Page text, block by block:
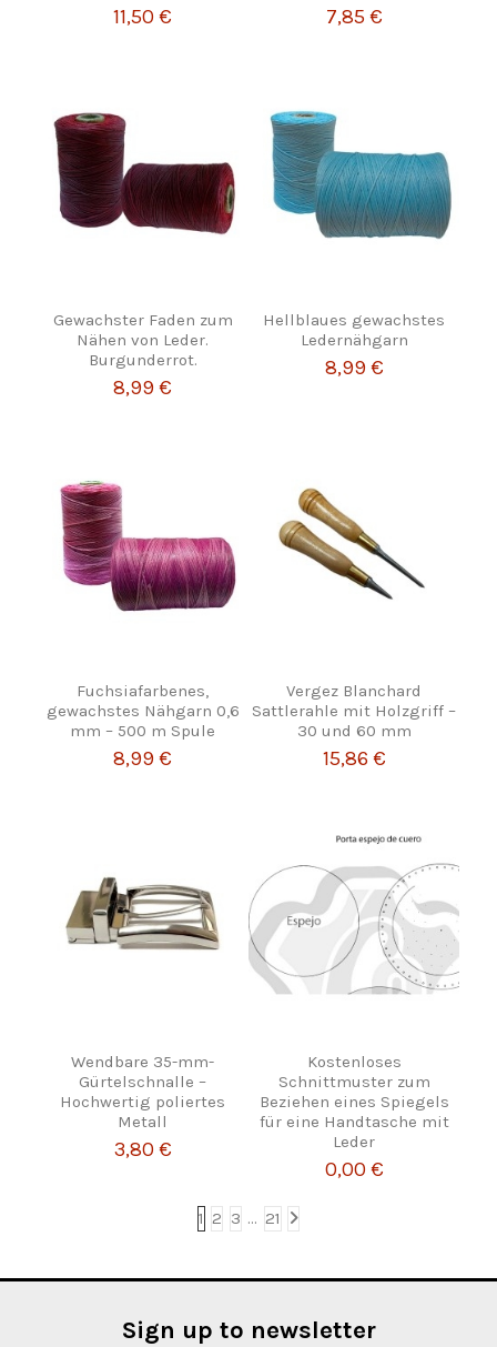
11,50 € 7,85 €
Gewachster Faden zum
Nähen von Leder.
Burgunderrot.
8,99 €
Hellblaues gewachstes
Ledernähgarn
8,99 €
Fuchsiafarbenes,
gewachstes Nähgarn 0,6
mm – 500 m Spule
8,99 €
Vergez Blanchard
Sattlerahle mit Holzgriff –
30 und 60 mm
15,86 €
Wendbare 35-mm-
Gürtelschnalle –
Hochwertig poliertes
Metall
3,80 €
Kostenloses
Schnittmuster zum
Beziehen eines Spiegels
für eine Handtasche mit
Leder
0,00 €
1 2 3 … 21
Sign up to newsletter